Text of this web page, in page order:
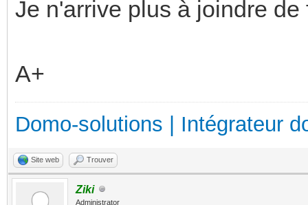
Je n'arrive plus à joindre de
A+
Domo-solutions | Intégrateur
Site web Trouver
Ziki
Administrator